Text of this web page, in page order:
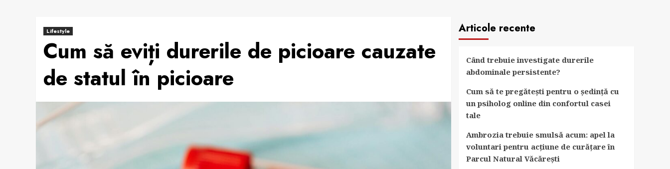
Lifestyle
Cum să eviți durerile de picioare cauzate
de statul în picioare
Articole recente
Când trebuie investigate durerile
abdominale persistente?
Cum să te pregătești pentru o ședință cu
un psiholog online din confortul casei
tale
Ambrozia trebuie smulsă acum: apel la
voluntari pentru acțiune de curățare în
Parcul Natural Văcărești